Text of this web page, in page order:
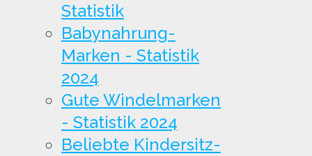
Statistik
Babynahrung-
Marken - Statistik
2024
Gute Windelmarken
- Statistik 2024
Beliebte Kindersitz-